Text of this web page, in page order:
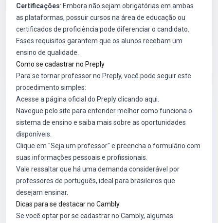
Certificações: Embora não sejam obrigatórias em ambas
as plataformas, possuir cursos na área de educação ou
certificados de proficiência pode diferenciar o candidato.
Esses requisitos garantem que os alunos recebam um
ensino de qualidade.
Como se cadastrar no Preply
Para se tornar professor no Preply, você pode seguir este
procedimento simples:
Acesse a página oficial do Preply clicando aqui
Navegue pelo site para entender melhor como funciona o
sistema de ensino e saiba mais sobre as oportunidades
disponíveis.
Clique em "Seja um professor" e preencha o formulário com
suas informações pessoais e profissionais.
Vale ressaltar que há uma demanda considerável por
professores de português, ideal para brasileiros que
desejam ensinar.
Dicas para se destacar no Cambly
Se você optar por se cadastrar no Cambly, algumas